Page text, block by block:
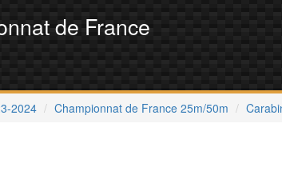
de France
2024 Championnat de France 25m/50m